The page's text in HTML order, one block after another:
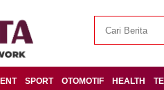
SPORT OTOMOTIF HEALTH